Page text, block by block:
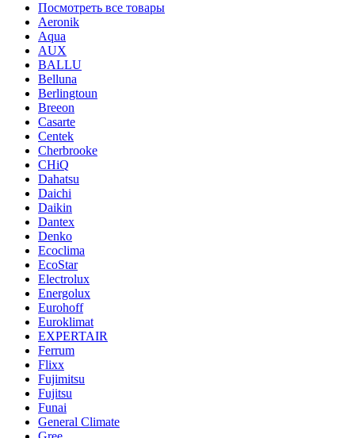
Посмотреть все товары
Aeronik
Aqua
AUX
BALLU
Belluna
Berlingtoun
Breeon
Casarte
Centek
Cherbrooke
CHiQ
Dahatsu
Daichi
Daikin
Dantex
Denko
Ecoclima
EcoStar
Electrolux
Energolux
Eurohoff
Euroklimat
EXPERTAIR
Ferrum
Flixx
Fujimitsu
Fujitsu
Funai
General Climate